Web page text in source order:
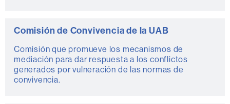
Comisión de Convivencia de la UAB
Comisión que promueve los mecanismos de
mediación para dar respuesta a los conflictos
generados por vulneración de las normas de
convivencia.